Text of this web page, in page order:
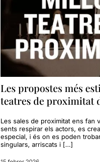
Les propostes més
teatres de proximitat
Les sales de proximitat ens fan
sents respirar els actors, es
especial, i és on es poden
singulars, arriscats i […]